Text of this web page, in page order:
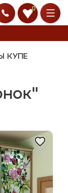
0
КУПЕ